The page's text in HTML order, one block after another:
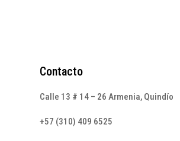
Contacto
Calle 13 # 14 – 26 Armenia, Quindío
+57 (310) 409 6525